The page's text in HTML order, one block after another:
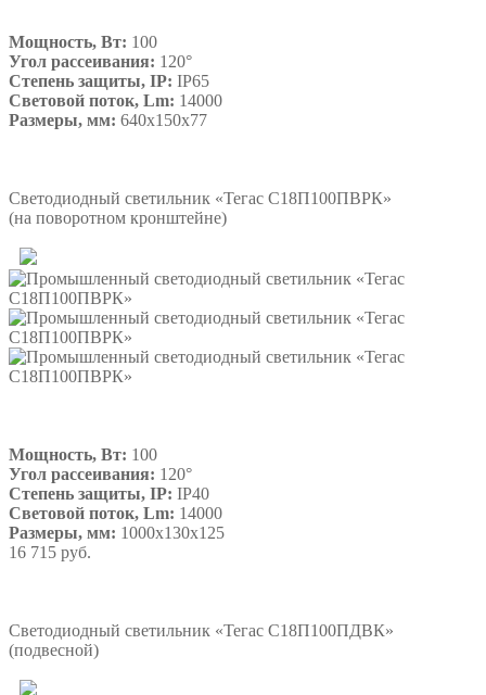
Мощность, Вт: 100
Угол рассеивания: 120°
Степень защиты, IP: IP65
Световой поток, Lm: 14000
Размеры, мм: 640х150х77
Светодиодный светильник «Тегас С18П100ПВРК»
(на поворотном кронштейне)
Мощность, Вт: 100
Угол рассеивания: 120°
Степень защиты, IP: IP40
Световой поток, Lm: 14000
Размеры, мм: 1000х130х125
16 715 руб.
Светодиодный светильник «Тегас С18П100ПДВК»
(подвесной)